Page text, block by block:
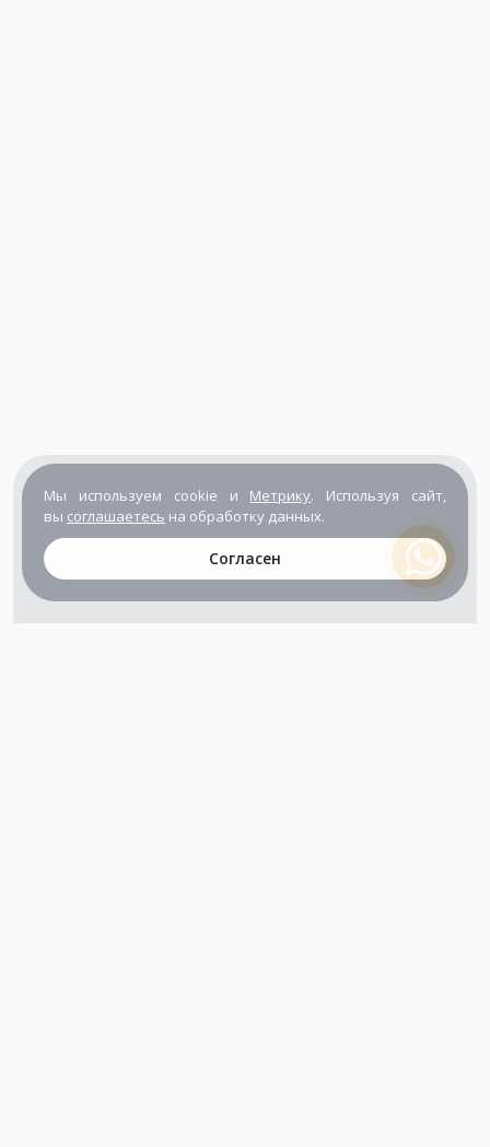
Мы используем cookie и Метрику. Используя сайт,
вы соглашаетесь на обработку данных.
Согласен